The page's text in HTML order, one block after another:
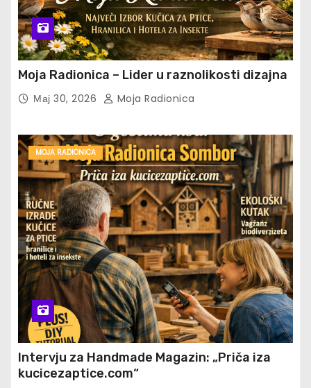
Moja Radionica – Lider u raznolikosti dizajna
Мај 30, 2026 Moja Radionica
MOJA RADIONICA
Intervju za Handmade Magazin: „Priča iza
kucicezaptice.com“